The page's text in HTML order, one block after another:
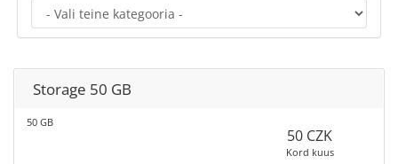
Storage 50 GB
50 GB
50 CZK
Kord kuus